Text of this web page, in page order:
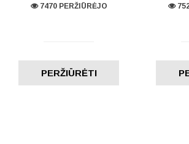
7470 PERŽIŪRĖJO
PERŽIŪRĖTI